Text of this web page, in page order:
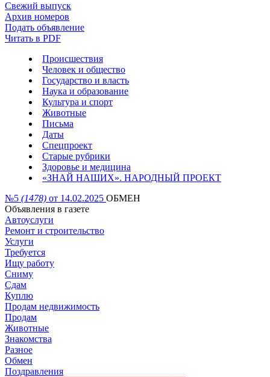
Свежий выпуск
Архив номеров
Подать объявление
Читать в PDF
Происшествия
Человек и общество
Государство и власть
Наука и образование
Культура и спорт
Животные
Письма
Даты
Спецпроект
Старые рубрики
Здоровье и медицина
«ЗНАЙ НАШИХ». НАРОДНЫЙ ПРОЕКТ
№5 (1478) от 14.02.2025 ОБМЕН
Объявления в газете
Автоуслуги
Ремонт и строительство
Услуги
Требуется
Ищу работу
Сниму
Сдам
Куплю
Продам недвижимость
Продам
Животные
Знакомства
Разное
Обмен
Поздравления